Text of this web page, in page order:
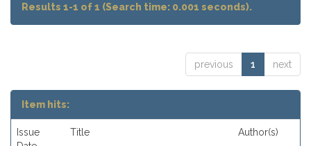
Results 1-1 of 1 (Search time: 0.001 seconds).
previous 1 next
Item hits:
Issue
Title Author(s)